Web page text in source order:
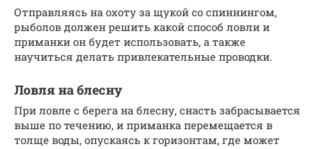
Отправляясь на охоту за щукой со спиннингом,
рыболов должен решить какой способ ловли и
приманки он будет использовать, а также
научиться делать привлекательные проводки.
Ловля на блесну
При ловле с берега на блесну, снасть забрасывается
выше по течению, и приманка перемещается в
толще воды, опускаясь к горизонтам, где может